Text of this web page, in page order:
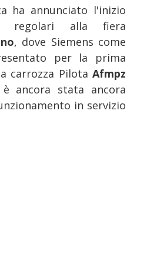
ha annunciato l'inizio
regolari alla fiera
, dove Siemens come
per la prima
carrozza Pilota Afmpz
ancora stata ancora
in servizio